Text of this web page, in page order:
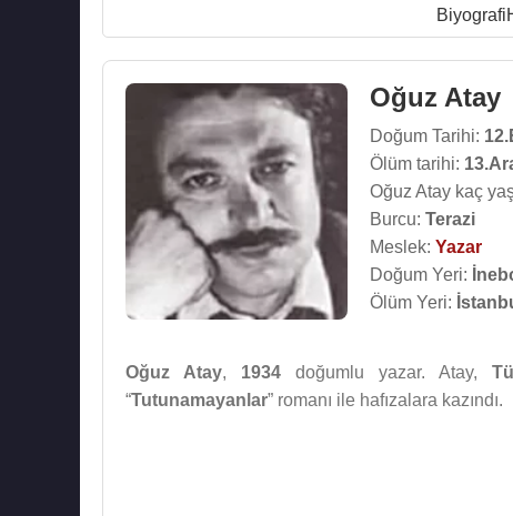
Biyografi
Oğuz Atay
Doğum Tarihi:
Ölüm tarihi:
Oğuz Atay kaç
Burcu: Terazi
Meslek: Yazar
Doğum Yeri:
Ölüm Yeri:
Oğuz Atay, 1934 doğumlu yazar. Atay,
“Tutunamayanlar” romanı ile hafızalara kazındı.